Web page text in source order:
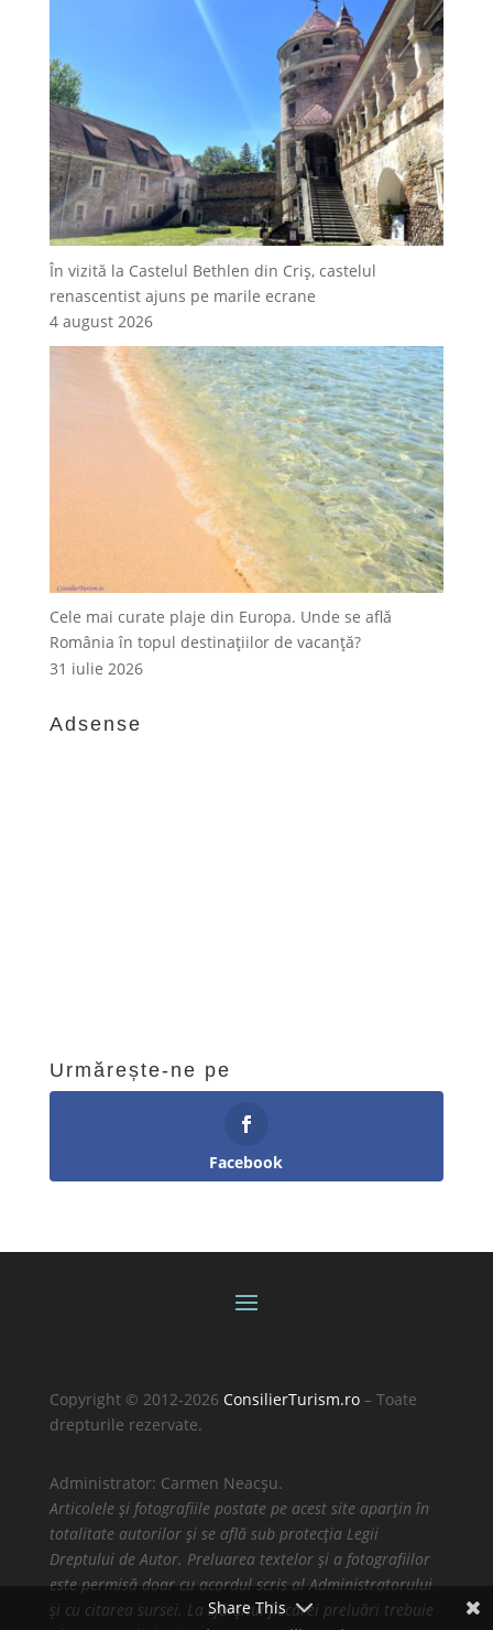
În vizită la Castelul Bethlen din Criș, castelul
renascentist ajuns pe marile ecrane
4 august 2026
Cele mai curate plaje din Europa. Unde se află
România în topul destinațiilor de vacanță?
31 iulie 2026
Adsense
Urmărește-ne pe
Facebook
Copyright © 2012-2026 ConsilierTurism.ro– Toate
drepturile rezervate.
Administrator: Carmen Neacșu.
Articolele și fotografiile postate pe acest site aparțin în
totalitate autorilor și se află sub protecția Legii
Dreptului de Autor. Preluarea textelor și a fotografiilor
este permisă doar cu acordul scris al Administratorului
și cu citarea sursei. La sfârșitul fiecărei preluări trebuie
Share This